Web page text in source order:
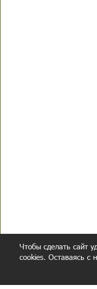
Чтобы сделать сайт
cookies. Оставаясь с